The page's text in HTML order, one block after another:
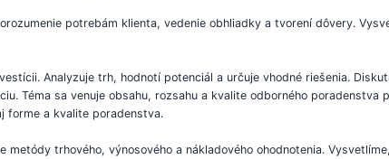
potrebám klienta, vedenie obhliadky a tvorení dôvery.
Analyzuje trh, hodnotí potenciál a určuje vhodné riešenia.
Téma sa venuje obsahu, rozsahu a kvalite odborného poradenstva
forme a kvalite poradenstva.
trhového, výnosového a nákladového ohodnotenia.